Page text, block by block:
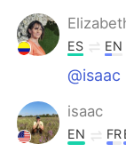
ES EN
@isaac
isaac
EN FR